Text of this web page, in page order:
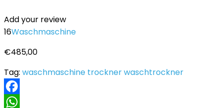
Add your review
16Waschmaschine
€485,00
Tag: waschmaschine trockner waschtrockner
Facebook